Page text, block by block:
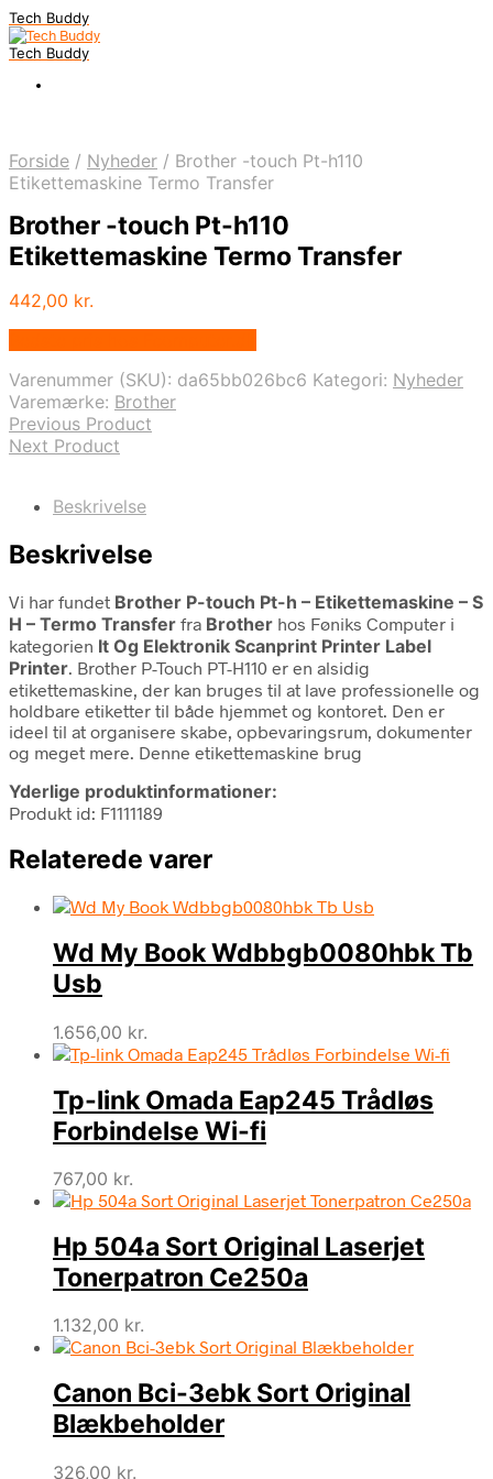
Tech Buddy
Tech Buddy
Forside / Nyheder / Brother -touch Pt-h110
Etikettemaskine Termo Transfer
Brother -touch Pt-h110
Etikettemaskine Termo Transfer
442,00 kr.
Varenummer (SKU): da65bb026bc6 Kategori: Nyheder
Varemærke: Brother
Previous Product
Next Product
Beskrivelse
Beskrivelse
Vi har fundet Brother P-touch Pt-h – Etikettemaskine – S
H – Termo Transfer fra Brother hos Føniks Computer i
kategorien It Og Elektronik Scanprint Printer Label
Printer. Brother P-Touch PT-H110 er en alsidig
etikettemaskine, der kan bruges til at lave professionelle og
holdbare etiketter til både hjemmet og kontoret. Den er
ideel til at organisere skabe, opbevaringsrum, dokumenter
og meget mere. Denne etikettemaskine brug
Yderlige produktinformationer:
Produkt id: F1111189
Relaterede varer
Wd My Book Wdbbgb0080hbk Tb
Usb
1.656,00 kr.
Tp-link Omada Eap245 Trådløs
Forbindelse Wi-fi
767,00 kr.
Hp 504a Sort Original Laserjet
Tonerpatron Ce250a
1.132,00 kr.
Canon Bci-3ebk Sort Original
Blækbeholder
326,00 kr.